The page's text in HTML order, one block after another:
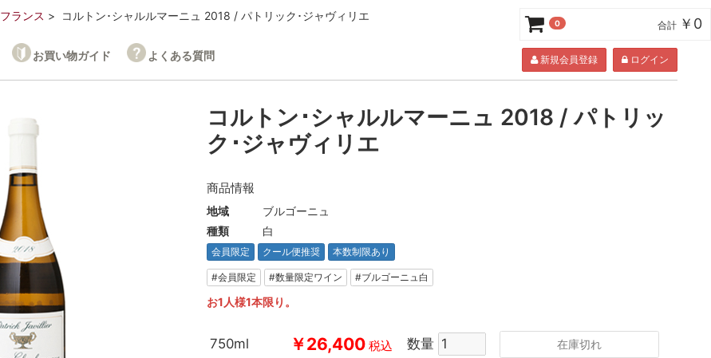
フランス コルトン･シャルルマーニュ 2018 / パトリック･ジャヴィリエ
お買い物ガイド よくある質問 新規会員登録 ログイン
コルトン･シャルルマーニュ 2018 / パトリッ
ク･ジャヴィリエ
商品情報
地域
ブルゴーニュ
種類
白
会員限定 クール便推奨 本数制限あり
#会員限定 #数量限定ワイン #ブルゴーニュ白
お1人様1本限り。
750ml ￥26,400 税込 数量 在庫切れ
0 合計 ￥0